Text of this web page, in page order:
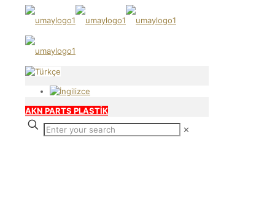
AKN PARTS PLASTİK
✕